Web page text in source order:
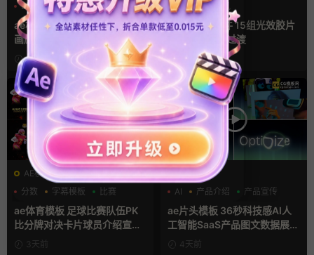
LOGO动画 三维 幻灯片
ae相册模板 多场景照片墙堆叠
画廊幻灯片宣传视频
1天前
光效
复古风
支持Intel+M芯片
FCPX转场插件 15组光效胶片
划痕复古视频过渡
2天前
AE模板
分数
字幕模板 比赛
ae体育模板 足球比赛队伍PK
比分牌对决卡片球员介绍宣传
视频AE模板
3天前
AE模板
AI
产品介绍 产品宣传
ae片头模板 36秒科技感AI人
工智能SaaS产品图文数据展示
宣传视频AE模板
4天前